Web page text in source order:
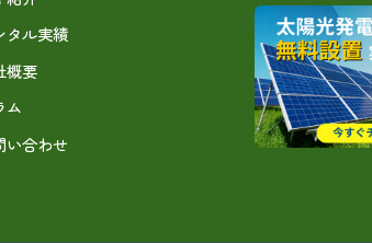
タル実績
概要
ム
い合わせ